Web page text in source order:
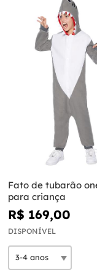
Fato de tubarão
para criança
R$ 169,00
DISPONÍVEL